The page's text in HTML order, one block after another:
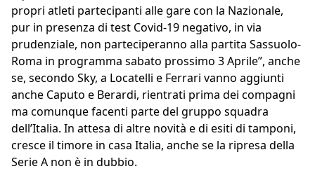
propri atleti partecipanti alle gare con la Nazionale,
pur in presenza di test Covid-19 negativo, in via
prudenziale, non parteciperanno alla partita Sassuolo-
Roma in programma sabato prossimo 3 Aprile”, anche
se, secondo Sky, a Locatelli e Ferrari vanno aggiunti
anche Caputo e Berardi, rientrati prima dei compagni
ma comunque facenti parte del gruppo squadra
dell’Italia. In attesa di altre novità e di esiti di tamponi,
cresce il timore in casa Italia, anche se la ripresa della
Serie A non è in dubbio.